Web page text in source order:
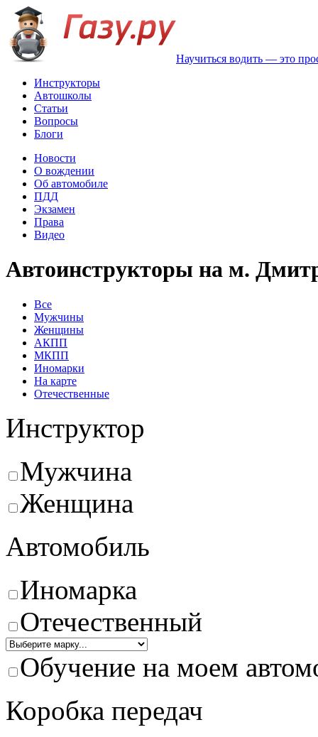
Научиться водить — это
Инструкторы
Автошколы
Статьи
Вопросы
Блоги
Новости
О вождении
Об автомобиле
ПДД
Экзамен
Права
Видео
Автоинструкторы на м.
Все
Мужчины
Женщины
АКПП
МКПП
Иномарки
На карте
Отечественные
Инструктор
Мужчина
Женщина
Автомобиль
Иномарка
Отечественный
Обучение на моем
Коробка передач